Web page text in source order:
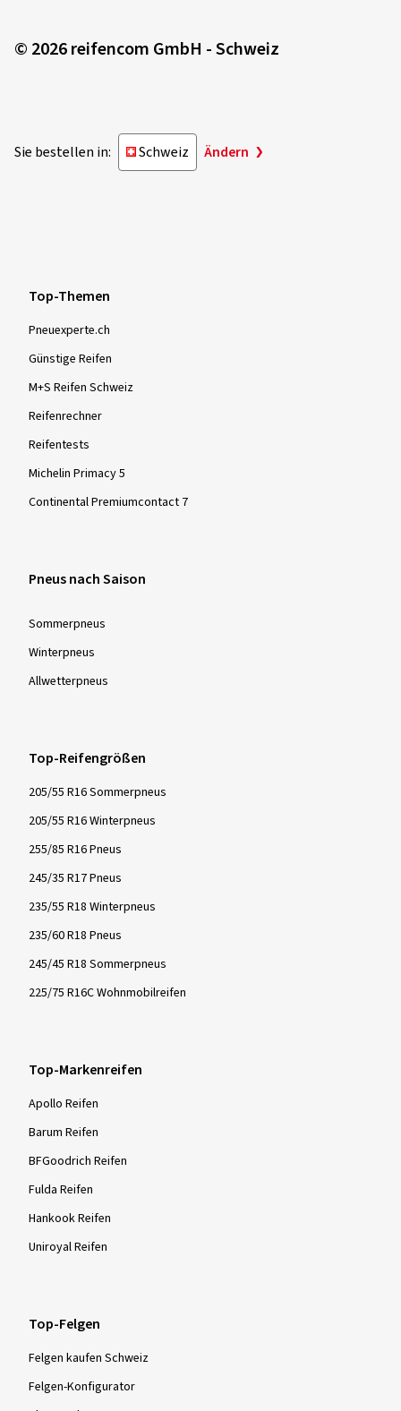
© 2026 reifencom GmbH - Schweiz
Sie bestellen in: Schweiz Ändern
Top-Themen
Pneuexperte.ch
Günstige Reifen
M+S Reifen Schweiz
Reifenrechner
Reifentests
Michelin Primacy 5
Continental Premiumcontact 7
Pneus nach Saison
Sommer­pneus
Winter­pneus
Allwetter­pneus
Top-Reifengrößen
205/55 R16 Sommerpneus
205/55 R16 Winterpneus
255/85 R16 Pneus
245/35 R17 Pneus
235/55 R18 Winterpneus
235/60 R18 Pneus
245/45 R18 Sommerpneus
225/75 R16C Wohnmobilreifen
Top-Markenreifen
Apollo Reifen
Barum Reifen
BFGoodrich Reifen
Fulda Reifen
Hankook Reifen
Uniroyal Reifen
Top-Felgen
Felgen kaufen Schweiz
Felgen-Konfigurator